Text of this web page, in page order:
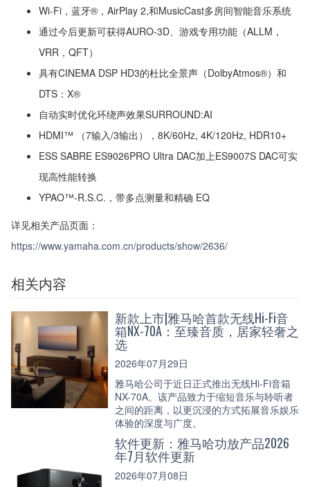
Wi-Fi，蓝牙®，AirPlay 2,和MusicCast多房间智能音乐系统
通过今后更新可获得AURO-3D、游戏专用功能（ALLM，
VRR，QFT）
具有CINEMA DSP HD3的杜比全景声（DolbyAtmos®）和
DTS：X®
自动实时优化环绕声效果SURROUND:AI
HDMI™ （7输入/3输出），8K/60Hz, 4K/120Hz, HDR10+
ESS SABRE ES9026PRO Ultra DAC加上ES9007S DAC可实
现高性能转换
YPAO™-R.S.C.，带多点测量和精确 EQ
详见相关产品页面：
https://www.yamaha.com.cn/products/show/2636/
相关内容
新款上市|雅马哈首款无线Hi-Fi音
箱NX-70A：至臻音质，居家轻奢之
选
2026年07月29日
雅马哈公司于近日正式推出无线Hi-Fi音箱
NX-70A。该产品致力于缩短音乐与聆听者
之间的距离，以更沉浸的方式拓展音乐娱乐
体验的深度与广度。
软件更新：雅马哈功放产品2026
年7月软件更新
2026年07月08日